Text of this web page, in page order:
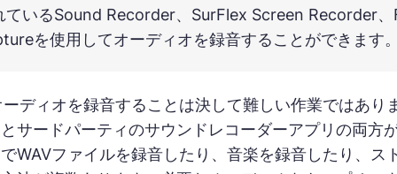
ているSound Recorder、SurFlex Screen Recorder
を使用してオーディオを録音することができます
ディオを録音することは決して難しい作業ではあり
サードパーティのサウンドレコーダーアプリの両
WAVファイルを録音したり、音楽を録音したり、